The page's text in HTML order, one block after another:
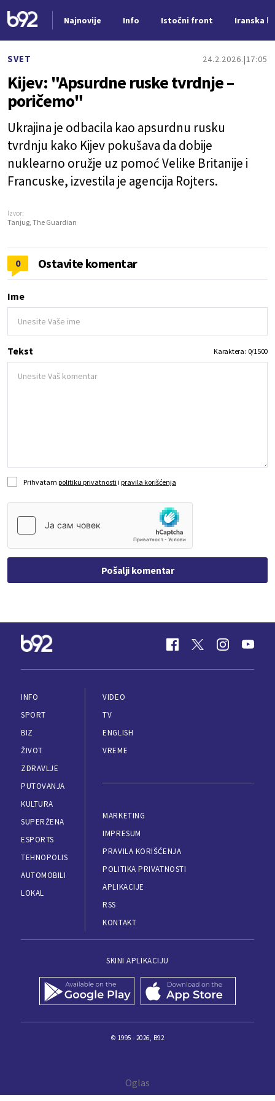
Najnovije Info Istočni front Iranska
SVET 24.2.2026. 17:05
Kijev: "Apsurdne ruske tvrdnje –
poričemo"
Ukrajina je odbacila kao apsurdnu rusku
tvrdnju kako Kijev pokušava da dobije
nuklearno oružje uz pomoć Velike Britanije i
Francuske, izvestila je agencija Rojters.
Izvor:
Tanjug, The Guardian
0 Ostavite komentar
Ime
Tekst Karaktera: 0/1500
Prihvatam politiku privatnosti i pravila korišćenja
Pošalji komentar
INFO
SPORT
BIZ
ŽIVOT
ZDRAVLJE
PUTOVANJA
KULTURA
SUPERŽENA
ESPORTS
TEHNOPOLIS
AUTOMOBILI
LOKAL
VIDEO
TV
ENGLISH
VREME
MARKETING
IMPRESUM
PRAVILA KORIŠĆENJA
POLITIKA PRIVATNOSTI
APLIKACIJE
RSS
KONTAKT
SKINI APLIKACIJU
© 1995 - 2026, B92